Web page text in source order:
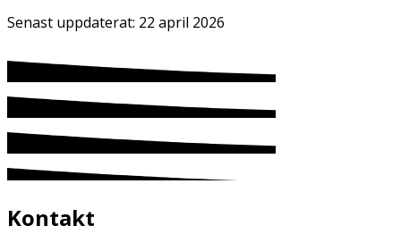
Senast uppdaterat: 22 april 2026
Kontakt